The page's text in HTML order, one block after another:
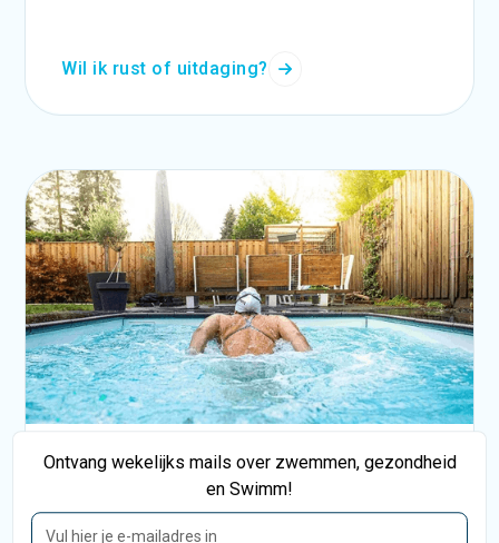
Ontvang wekelijks mails over zwemmen, gezondheid
en Swimm!
Wil ik rust of uitdaging?
Advanced Serie: Olympic
De Olympic: voor mensen die het allerbeste
willen